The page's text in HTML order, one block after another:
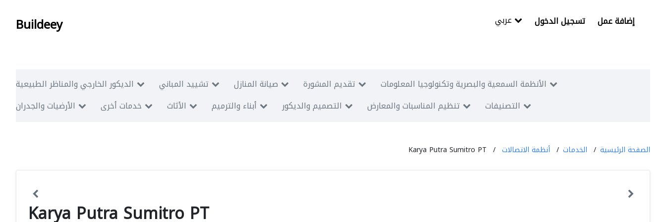
Buildeey تسجيل الدخول إضافة عمل
الديكور الخارجي والمناظر الطبيعية تشييد المباني صيانة المنازل تقديم المشورة
الأنظمة السمعية والبصرية وتكنولوجيا المعلومات
الأرضيات والجدران
خدمات أخرى الأثاث أبناء والترميم التصميم والديكور تنظيم المناسبات والمعارض التصنيفات
الصفحة الرئيسية الخدمات أنظمة الاتصالات Karya Putra Sumitro PT
Karya Putra Sumitro PT